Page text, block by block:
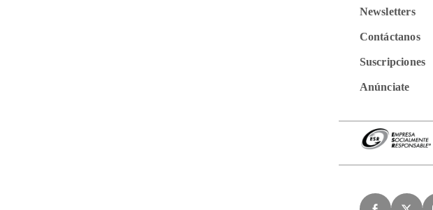
Newsletters
Contáctanos
Suscripciones
Anúnciate